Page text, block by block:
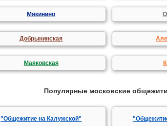
Мякинино
Добрынинская
Маяковская
Популярные московские
"Общежитие на Калужской"